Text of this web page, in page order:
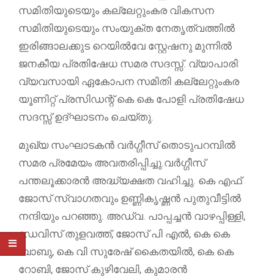
സമിതിയുടെയും കല്ലേറ്റുംകര വികസന
സമിതിയുടെയും സംയുക്ത നേതൃത്വത്തിൽ
ഇരിങ്ങാലക്കുട റെയിൽവേ സ്റ്റേഷനു മുന്നിൽ
ജനകീയ പ്രതിഷേധ സമര സദസ്സ്. വ്യാപാരി
വ്യവസായി ഏകോപന സമിതി കല്ലേറ്റുംകര
യൂണിറ്റ് പ്രസിഡന്റ്‌ കെ കെ പോളി പ്രതിഷേധ
സദസ്സ് ഉദ്ഘാടനം ചെയ്തു.
മുഖ്യ സംഘാടകൻ വർഗ്ഗീസ് തൊടുപറമ്പിൽ
സമര പ്രമേയം അവതരിപ്പിച്ചു.വർഗ്ഗീസ്
പന്തലൂക്കാരൻ അദ്ധ്യക്ഷത വഹിച്ചു. കെ എഫ്
ജോസ് സ്വാഗതവും ഉണ്ണികൃഷ്ണൻ പുതുവീട്ടിൽ
നന്ദിയും പറഞ്ഞു. അഡ്വ. പാപ്പച്ചൻ വാഴപ്പിള്ളി,
ഡേവിസ് തുളവത്ത്, ജോസ് പി എൽ, കെ കെ
ബാബു, കെ വി സുരേഷ് കൈതയിൽ, കെ കെ
റോബി, ജോസ് കുഴിവേലി, കുമാരൻ